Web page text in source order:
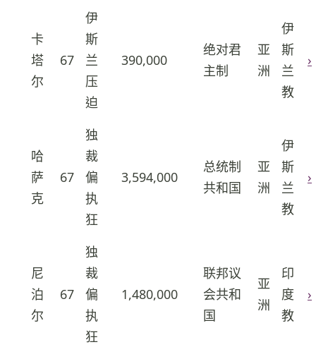
卡
塔
尔
67
伊
斯
兰
压
迫
390,000
绝对君
主制
亚
洲
伊
斯
兰
教
›
哈
萨
克
67
独
裁
偏
执
狂
3,594,000
总统制
共和国
亚
洲
伊
斯
兰
教
›
尼
泊
尔
67
独
裁
偏
执
狂
1,480,000
联邦议
会共和
国
亚
洲
印
度
教
›